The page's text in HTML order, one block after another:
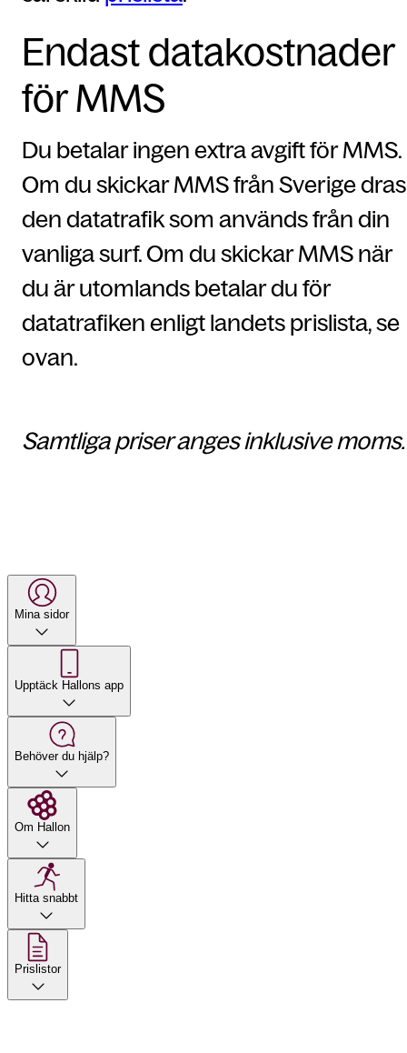
Endast datakostnader
för MMS
Du betalar ingen extra avgift för MMS.
Om du skickar MMS från Sverige dras
den datatrafik som används från din
vanliga surf. Om du skickar MMS när
du är utomlands betalar du för
datatrafiken enligt landets prislista, se
ovan.
Samtliga priser anges inklusive moms.
Mina sidor
Upptäck Hallons app
Behöver du hjälp?
Om Hallon
Hitta snabbt
Prislistor